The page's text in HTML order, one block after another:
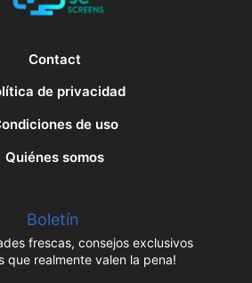
Contact
de privacidad
de uso
Quiénes somos
Boletín
frescas, consejos exclusivos
que realmente valen la pena!